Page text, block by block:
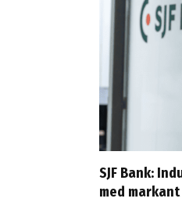
SJF Bank:
med